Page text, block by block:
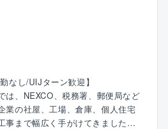
境と資格取得のサポート体制
的に行っており、入社年数や役職
違う為、今の自分に合ったレベル
ます。
知識技能の講習を受けに行くこと
身の成長のために積極的に学ぶ事
発展へと繋がっています。
なし/UIJターン歓迎】
は、NEXCO、税務署、郵便局など
業の社屋、工場、倉庫、個人住宅
事まで幅広く手がけてきました。